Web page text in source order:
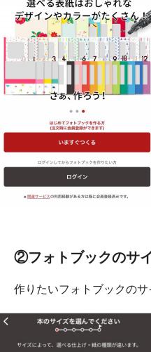
②フォトブックのサ
作りたいフォトブックのサ